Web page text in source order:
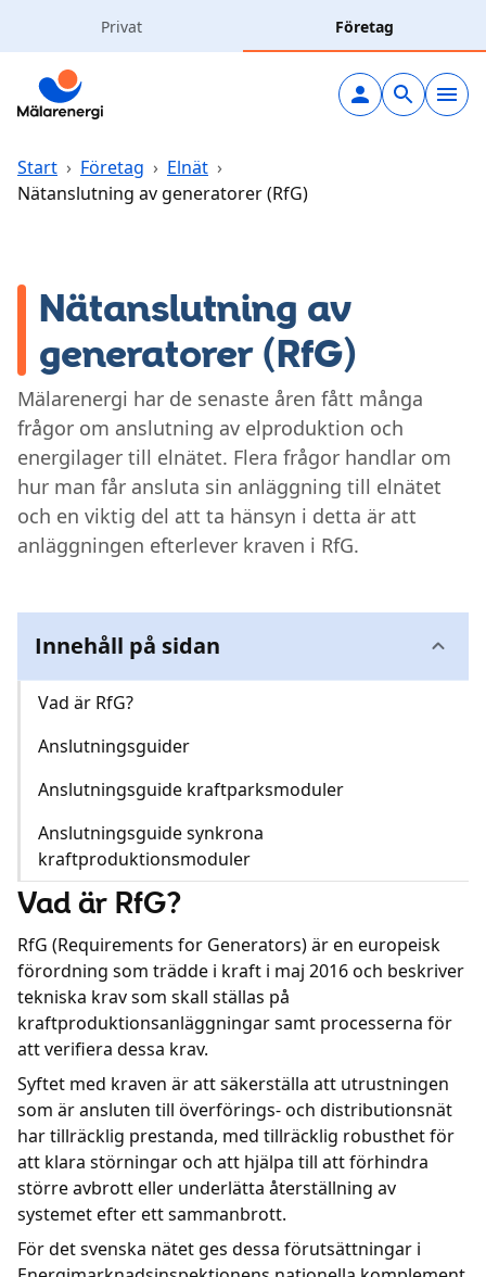
Privat Företag
Elavtal
Elnät
Solceller
Värme & kyla
Vatten & avlopp
Kundcenter
Start › Företag › Elnät ›
Nätanslutning av generatorer (RfG)
Nätanslutning av
generatorer (RfG)
Mälarenergi har de senaste åren fått många
frågor om anslutning av elproduktion och
energilager till elnätet. Flera frågor handlar om
hur man får ansluta sin anläggning till elnätet
och en viktig del att ta hänsyn i detta är att
anläggningen efterlever kraven i RfG.
Innehåll på sidan
Vad är RfG?
Anslutningsguider
Anslutningsguide kraftparksmoduler
Anslutningsguide synkrona
kraftproduktionsmoduler
Vad är RfG?
RfG (Requirements for Generators) är en europeisk
förordning som trädde i kraft i maj 2016 och beskriver
tekniska krav som skall ställas på
kraftproduktionsanläggningar samt processerna för
att verifiera dessa krav.
Syftet med kraven är att säkerställa att utrustningen
som är ansluten till överförings- och distributionsnät
har tillräcklig prestanda, med tillräcklig robusthet för
att klara störningar och att hjälpa till att förhindra
större avbrott eller underlätta återställning av
systemet efter ett sammanbrott.
För det svenska nätet ges dessa förutsättningar i